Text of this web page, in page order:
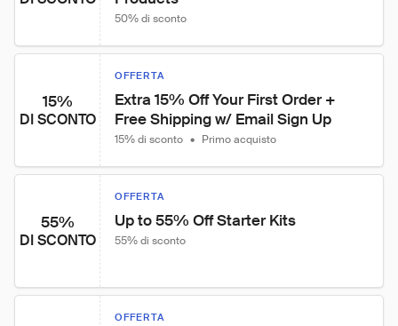
50% di sconto
15%
DI SCONTO
OFFERTA
Extra 15% Off Your First Order +
Free Shipping w/ Email Sign Up
15% di sconto • Primo acquisto
55%
DI SCONTO
OFFERTA
Up to 55% Off Starter Kits
55% di sconto
OFFERTA